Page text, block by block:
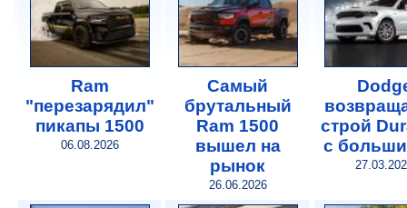
Ram
"перезарядил"
пикапы 1500
06.08.2026
Самый
брутальный
Ram 1500
вышел на
рынок
26.06.2026
строй
с